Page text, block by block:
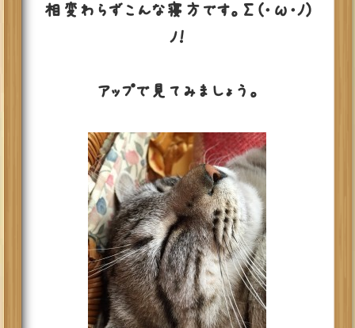
相変わらずこんな寝方です。Σ(･ω･ﾉ)
ﾉ！
アップで見てみましょう。